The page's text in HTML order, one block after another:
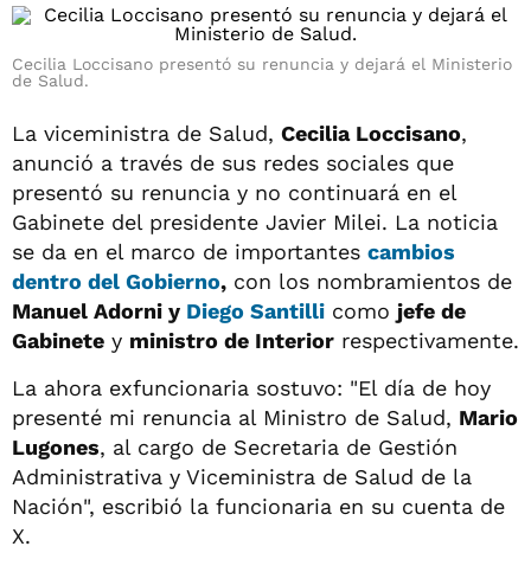
Cecilia Loccisano presentó su renuncia y dejará el Ministerio
de Salud.
La viceministra de Salud, Cecilia Loccisano,
anunció a través de sus redes sociales que
presentó su renuncia y no continuará en el
Gabinete del presidente Javier Milei. La noticia
se da en el marco de importantes cambios
dentro del Gobierno, con los nombramientos de
Manuel Adorni y Diego Santilli como jefe de
Gabinete y ministro de Interior respectivamente.
La ahora exfuncionaria sostuvo: "El día de hoy
presenté mi renuncia al Ministro de Salud, Mario
Lugones, al cargo de Secretaria de Gestión
Administrativa y Viceministra de Salud de la
Nación", escribió la funcionaria en su cuenta de
X.